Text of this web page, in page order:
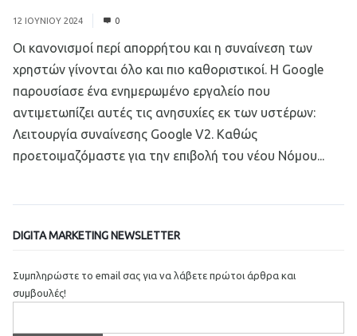
12 ΙΟΥΝΊΟΥ 2024 0
Οι κανονισμοί περί απορρήτου και η συναίνεση των
χρηστών γίνονται όλο και πιο καθοριστικοί. Η Google
παρουσίασε ένα ενημερωμένο εργαλείο που
αντιμετωπίζει αυτές τις ανησυχίες εκ των υστέρων:
Λειτουργία συναίνεσης Google V2. Καθώς
προετοιμαζόμαστε για την επιβολή του νέου Νόμου...
DIGITA MARKETING NEWSLETTER
Συμπληρώστε το email σας για να λάβετε πρώτοι άρθρα και
συμβουλές!